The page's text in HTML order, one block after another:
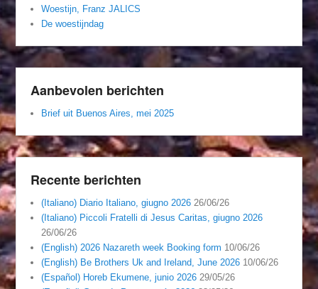
Woestijn, Franz JALICS
De woestijndag
Aanbevolen berichten
Brief uit Buenos Aires, mei 2025
Recente berichten
(Italiano) Diario Italiano, giugno 2026 26/06/26
(Italiano) Piccoli Fratelli di Jesus Caritas, giugno 2026
26/06/26
(English) 2026 Nazareth week Booking form 10/06/26
(English) Be Brothers Uk and Ireland, June 2026 10/06/26
(Español) Horeb Ekumene, junio 2026 29/05/26